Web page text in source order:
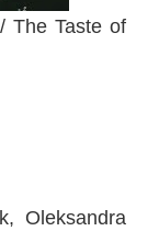
The Taste of
Oleksandra